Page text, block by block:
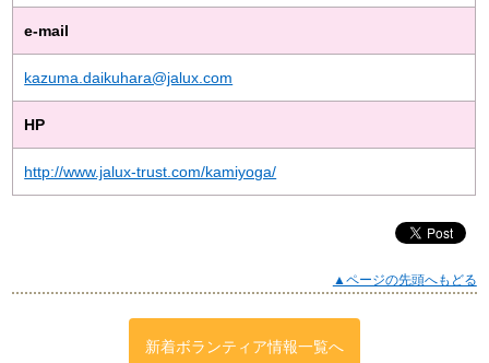
e-mail
kazuma.daikuhara@jalux.com
HP
http://www.jalux-trust.com/kamiyoga/
▲ページの先頭へもどる
新着ボランティア情報一覧へ